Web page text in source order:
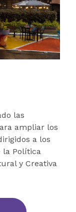
las
ampliar los
a los
la Política
y Creativa